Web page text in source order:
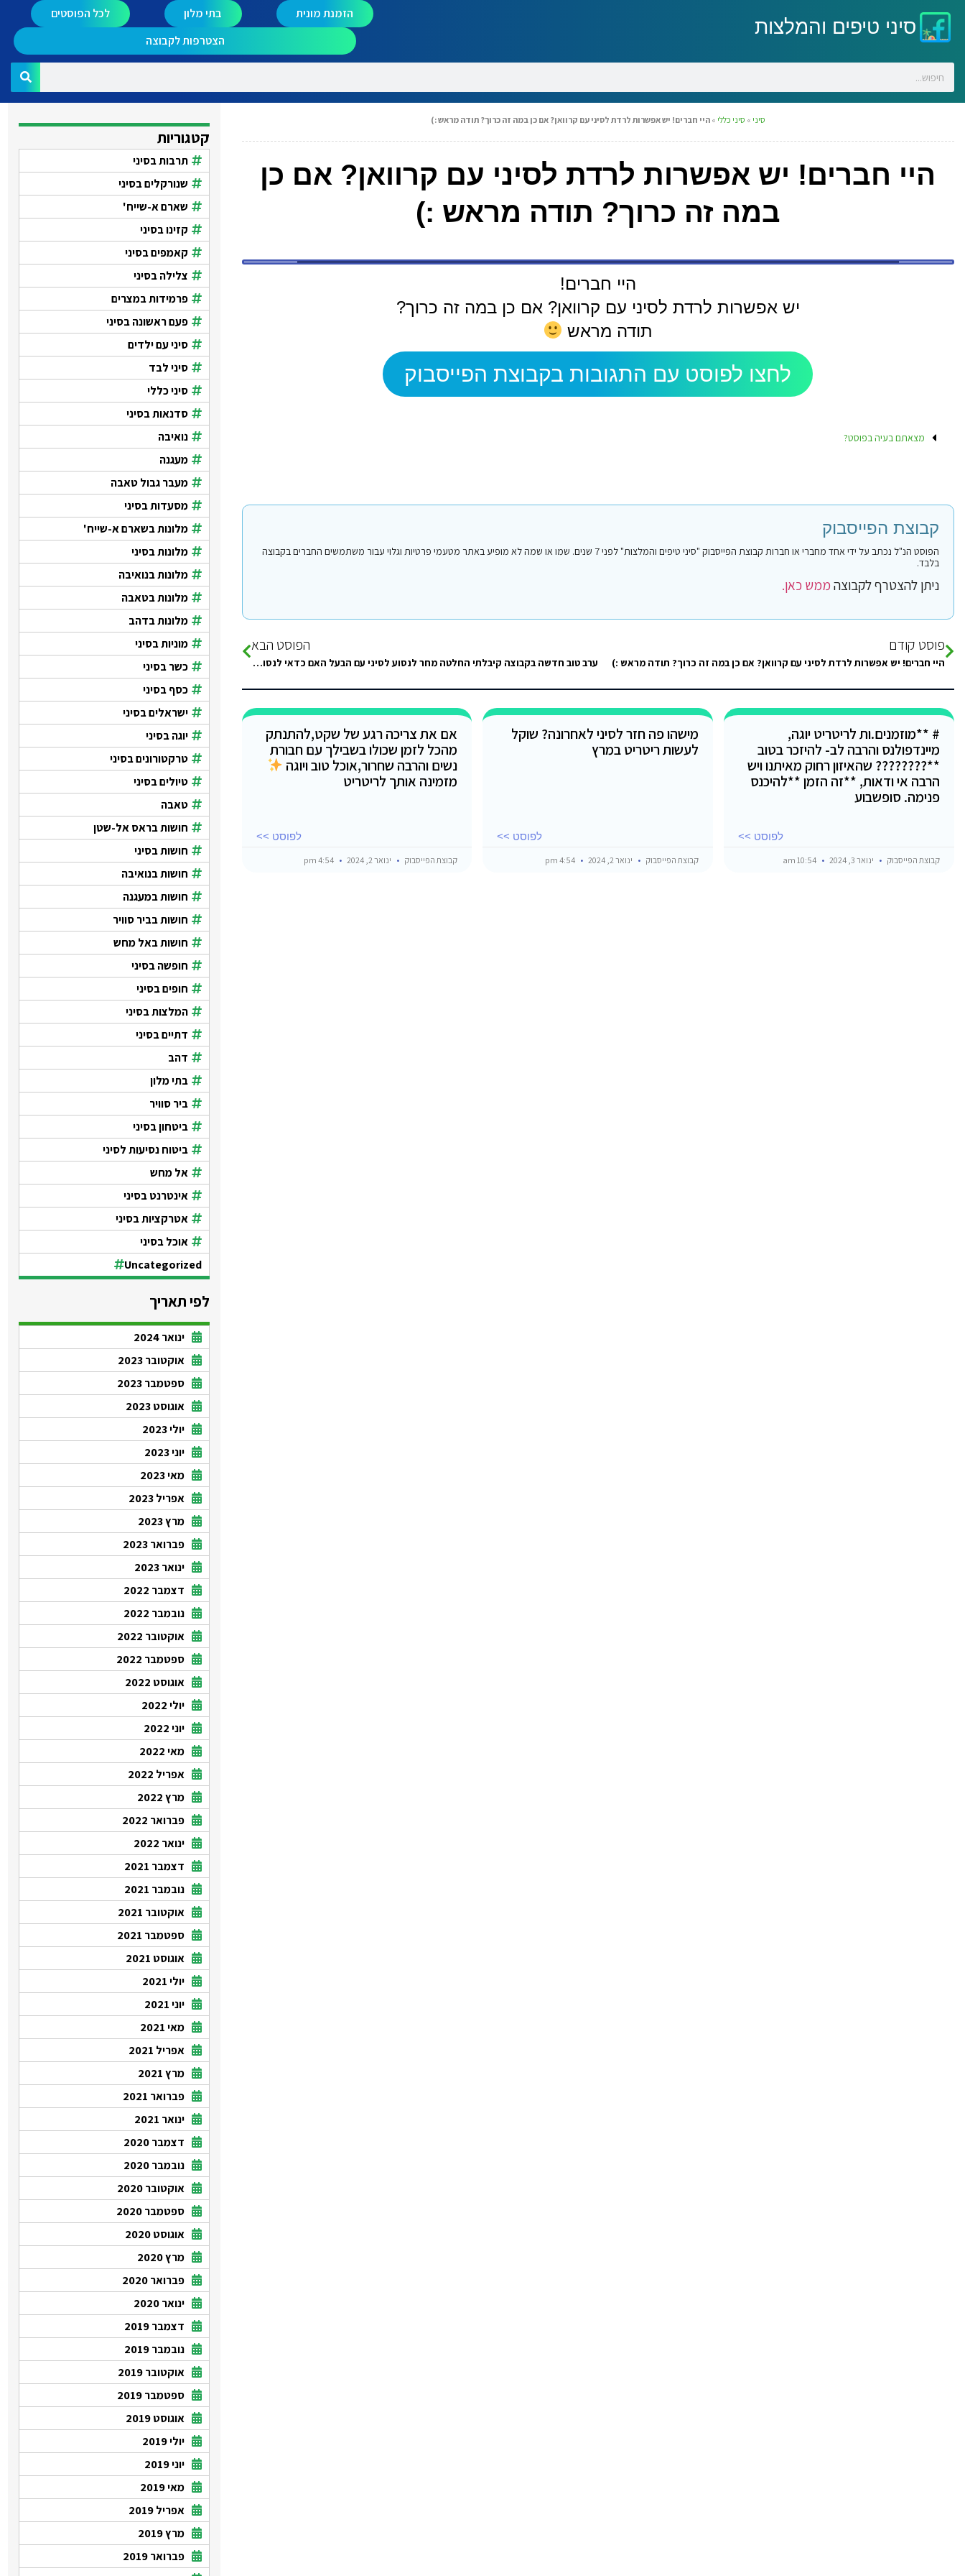
סיני טיפים והמלצות
הזמנת מונית בתי מלון
לכל הפוסטים
הצטרפות לקבוצה
סיני » סיני כללי »היי חברים! יש אפשרות לרדת לסיני עם קרוואן? אם כן במה זה כרוך? תודה מראש :)
היי חברים! יש אפשרות לרדת לסיני עם קרוואן? אם כן
במה זה כרוך? תודה מראש :)
היי חברים!
יש אפשרות לרדת לסיני עם קרוואן? אם כן במה זה כרוך?
תודה מראש
לחצו לפוסט עם התגובות בקבוצת הפייסבוק
מצאתם בעיה בפוסט?
קבוצת הפייסבוק
הפוסט הנ"ל נכתב על ידי אחד מחברי או חברות קבוצת הפייסבוק "סיני טיפים והמלצות" לפני 7 שנים. שמו או שמה לא מופיע באתר מטעמי פרטיות וגלוי עבור משתמשים החברים בקבוצה
בלבד.
ניתן להצטרף לקבוצהממש כאן.
פוסט קודם
היי חברים! יש אפשרות לרדת לסיני עם קרוואן? אם כן במה זה כרוך? תודה מראש :)
הפוסט הבא
ערב טוב חדשה בקבוצה קיבלתי החלטה מחר לנסוע לסיני עם הבעל האם כדאי לנסוע ספונטניות או שצריך הרבה סידורים לפני…
# **מוזמנים.ות לריטריט יוגה,
מיינדפולנס והרבה לב- להיזכר בטוב
**???????? שהאיזון רחוק מאיתנו ויש
הרבה אי ודאות, **זה הזמן **להיכנס
פנימה. סופשבוע
לפוסט >>
קבוצת הפייסבוק ינואר 3, 2024
מישהו פה חזר לסיני לאחרונה? שוקל
לעשות ריטריט במרץ
לפוסט >>
קבוצת הפייסבוק ינואר 2, 2024
אם את צריכה רגע של שקט,להתנתק
מהכל לזמן שכולו בשבילך עם חבורת
נשים והרבה שחרור,אוכל טוב ויוגה
מזמינה אותך לריטריט
לפוסט >>
קבוצת הפייסבוק ינואר 2, 2024
קטגוריות
תרבות בסיני
שנורקלים בסיני
שארם א-שייח'
קזינו בסיני
קאמפים בסיני
צלילה בסיני
פרמידות במצרים
פעם ראשונה בסיני
סיני עם ילדים
סיני לבד
סיני כללי
סדנאות בסיני
נואיבה
מעגנה
מעבר גבול טאבה
מסעדות בסיני
מלונות בשארם א-שייח'
מלונות בסיני
מלונות בנואיבה
מלונות בטאבה
מלונות בדהב
מוניות בסיני
כשר בסיני
כסף בסיני
ישראלים בסיני
יוגה בסיני
טרקטורונים בסיני
טיולים בסיני
טאבה
חושות בראס אל-שטן
חושות בסיני
חושות בנואיבה
חושות במעגנה
חושות בביר סוויר
חושות באל מחש
חופשה בסיני
חופים בסיני
המלצות בסיני
דתיים בסיני
דהב
בתי מלון
ביר סוויר
ביטחון בסיני
ביטוח נסיעות לסיני
אל מחש
אינטרנט בסיני
אטרקציות בסיני
אוכל בסיני
Uncategorized
לפי תאריך
ינואר 2024
אוקטובר 2023
ספטמבר 2023
אוגוסט 2023
יולי 2023
יוני 2023
מאי 2023
אפריל 2023
מרץ 2023
פברואר 2023
ינואר 2023
דצמבר 2022
נובמבר 2022
אוקטובר 2022
ספטמבר 2022
אוגוסט 2022
יולי 2022
יוני 2022
מאי 2022
אפריל 2022
מרץ 2022
פברואר 2022
ינואר 2022
דצמבר 2021
נובמבר 2021
אוקטובר 2021
ספטמבר 2021
אוגוסט 2021
יולי 2021
יוני 2021
מאי 2021
אפריל 2021
מרץ 2021
פברואר 2021
ינואר 2021
דצמבר 2020
נובמבר 2020
אוקטובר 2020
ספטמבר 2020
אוגוסט 2020
מרץ 2020
פברואר 2020
ינואר 2020
דצמבר 2019
נובמבר 2019
אוקטובר 2019
ספטמבר 2019
אוגוסט 2019
יולי 2019
יוני 2019
מאי 2019
אפריל 2019
מרץ 2019
פברואר 2019